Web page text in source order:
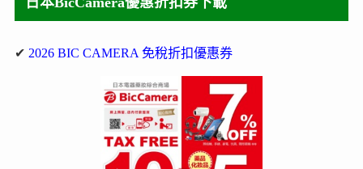
✔ 2026 BIC CAMERA 免稅折扣優惠券